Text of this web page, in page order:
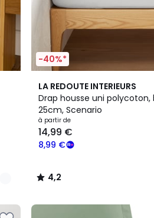
-40%*
LA REDOUTE INTERIEURS
Drap housse uni polycoton,
25cm, Scenario
à partir de
8,99 €
14,99 €
4,2
/ 5
15
Couleurs
4,2
/